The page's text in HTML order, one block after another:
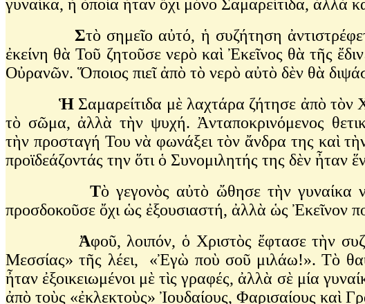
γυναίκα, ἡ ὁποία ἦταν ὄχι μόνο Σαμαρείτιδα, ἀλλὰ
Στὸ σημεῖο αὐτό, ἡ συζήτηση
ἐκείνη θὰ Τοῦ ζητοῦσε νερὸ καὶ Ἐκεῖνος θὰ τῆς
Οὐρανῶν. Ὅποιος πιεῖ ἀπὸ τὸ νερὸ αὐτὸ δὲν θὰ
ἩΣαμαρείτιδα μὲ λαχτάρα ζήτησε ἀπὸ τὸν
τὸ σῶμα, ἀλλὰ τὴν ψυχή. Ἀνταποκρινόμενος
τὴν προσταγή Του νὰ φωνάξει τὸν ἄνδρα της καὶ
προϊδεάζοντάς την ὅτι ὁ Συνομιλητής της δὲν ἦταν
Τὸ γεγονὸς αὐτὸ ὤθησε τὴν γυναίκα
προσδοκοῦσε ὄχι ὡς ἐξουσιαστή, ἀλλὰ ὡς Ἐκεῖνον
Ἀφοῦ, λοιπόν, ὁ Χριστὸς ἔφτασε τὴν
Μεσσίας» τῆς λέει, «Ἐγὼ ποὺ σοῦ μιλάω!». Τὸ
ἦταν ἐξοικειωμένοι μὲ τὶς γραφές, ἀλλὰ σὲ μία
ἀπὸ τοὺς «ἐκλεκτοὺς» Ἰουδαίους, Φαρισαίους καὶ